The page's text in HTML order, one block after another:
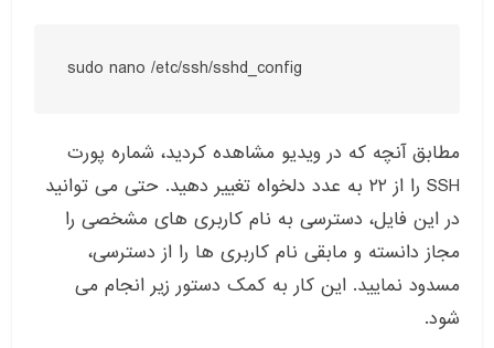
sudo nano /etc/ssh/sshd_config
مطابق آنچه که در ویدیو مشاهده کردید، شماره پورت
SSH را از ۲۲ به عدد دلخواه تغییر دهید. حتی می توانید
در این فایل، دسترسی به نام کاربری های مشخصی را
مجاز دانسته و مابقی نام کاربری ها را از دسترسی،
مسدود نمایید. این کار به کمک دستور زیر انجام می
شود.